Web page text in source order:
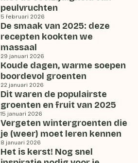
peulvruchten
5 februari 2026
De smaak van 2025: deze
recepten kookten we
massaal
29 januari 2026
Koude dagen, warme soepen
boordevol groenten
22 januari 2026
Dit waren de populairste
groenten en fruit van 2025
15 januari 2026
Vergeten wintergroenten die
je (weer) moet leren kennen
8 januari 2026
Het is kerst! Nog snel